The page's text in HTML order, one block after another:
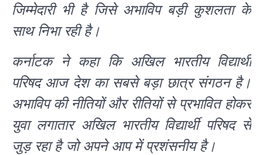
जिम्मेदारी भी है जिसे अभाविप बड़ी कुशलता के
साथ निभा रही है।
कर्नाटक ने कहा कि अखिल भारतीय विद्यार्थी
परिषद आज देश का सबसे बड़ा छात्र संगठन है।
अभाविप की नीतियों और रीतियों से प्रभावित होकर
युवा लगातार अखिल भारतीय विद्यार्थी परिषद से
जुड़ रहा है जो अपने आप में प्रशंसनीय है।